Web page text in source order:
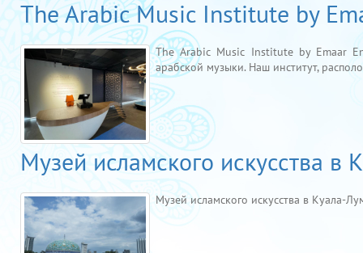
The Arabic Music Institute by
The Arabic Music Institute by Emaar
арабской музыки. Наш институт,
Музей исламского искусства в
Музей исламского искусства в Куала-